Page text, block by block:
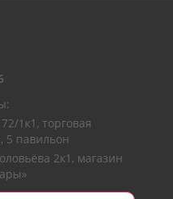
1к1, торговая
5 павильон
2к1, магазин